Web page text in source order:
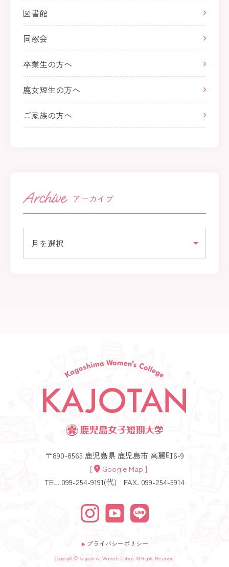
図書館
同窓会
卒業生の方へ
鹿女短生の方へ
ご家族の方へ
アーカイブ
〒890-8565 鹿児島県 鹿児島市 高麗町6-9
[
Google Map ]
TEL. 099-254-9191(代)
FAX. 099-254-5914
▶︎プライバシーポリシー
Copyright © Kagoshima Women's College All Rights Reserved.